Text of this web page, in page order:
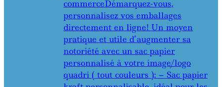
commerceDémarquez-vous,
personnalisez vos emballages
directement en ligne! Un moyen
pratique et utile d’augmenter sa
notoriété avec un sac papier
personnalisé à votre image/logo
quadri ( tout couleurs ): – Sac papier